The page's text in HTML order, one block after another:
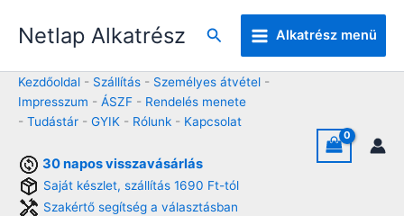
Netlap Alkatrész Keresés Alkatrész menü
Kezdőoldal - Szállítás - Személyes átvétel -
Impresszum - ÁSZF - Rendelés menete
- Tudástár - GYIK - Rólunk - Kapcsolat
30 napos visszavásárlás
Saját készlet, szállítás 1690 Ft-tól
Szakértő segítség a választásban